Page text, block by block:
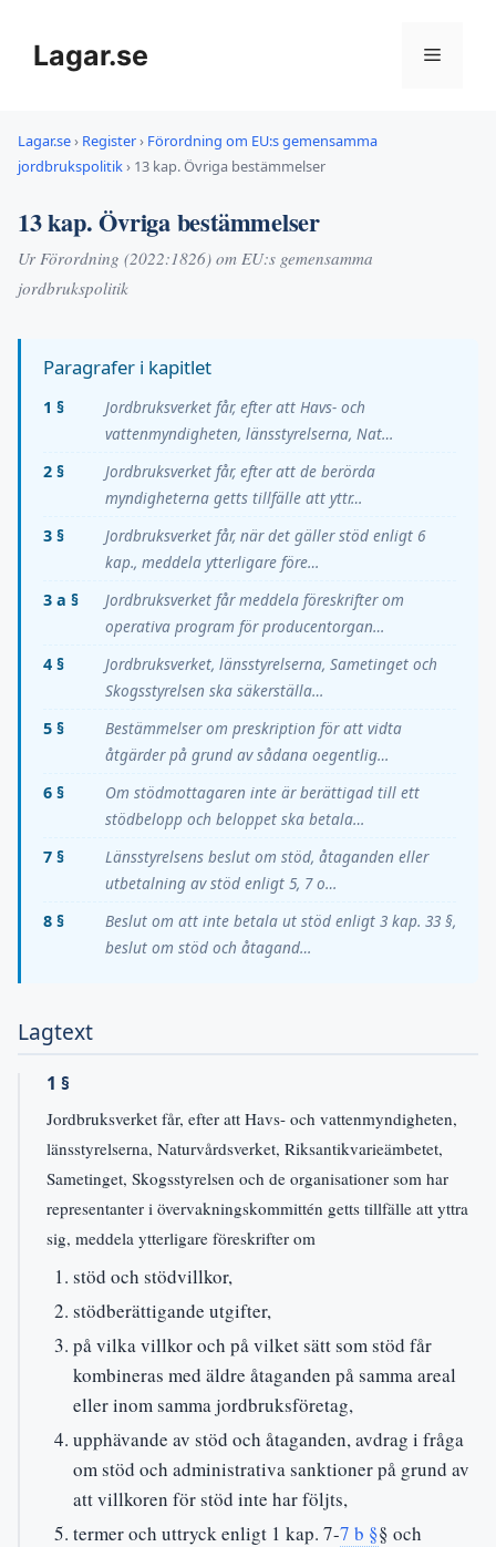
innehållLagar.se Meny
Lagar.se› Register› Förordning om EU:s gemensamma
jordbrukspolitik› 13 kap. Övriga bestämmelser
13 kap. Övriga bestämmelser
Ur Förordning (2022:1826) om EU:s gemensamma
jordbrukspolitik
Paragrafer i kapitlet
1 §
Jordbruksverket får, efter att Havs- och
vattenmyndigheten, länsstyrelserna, Nat…
2 §
Jordbruksverket får, efter att de berörda
myndigheterna getts tillfälle att yttr…
3 §
Jordbruksverket får, när det gäller stöd enligt 6
kap., meddela ytterligare före…
3 a §
Jordbruksverket får meddela föreskrifter om
operativa program för producentorgan…
4 §
Jordbruksverket, länsstyrelserna, Sametinget och
Skogsstyrelsen ska säkerställa…
5 §
Bestämmelser om preskription för att vidta
åtgärder på grund av sådana oegentlig…
6 §
Om stödmottagaren inte är berättigad till ett
stödbelopp och beloppet ska betala…
7 §
Länsstyrelsens beslut om stöd, åtaganden eller
utbetalning av stöd enligt 5, 7 o…
8 §
Beslut om att inte betala ut stöd enligt 3 kap. 33 §,
beslut om stöd och åtagand…
Lagtext
1 §
Jordbruksverket får, efter att Havs- och vattenmyndigheten,
länsstyrelserna, Naturvårdsverket, Riksantikvarieämbetet,
Sametinget, Skogsstyrelsen och de organisationer som har
representanter i övervakningskommittén getts tillfälle att yttra
sig, meddela ytterligare föreskrifter om
stöd och stödvillkor,
stödberättigande utgifter,
på vilka villkor och på vilket sätt som stöd får
kombineras med äldre åtaganden på samma areal
eller inom samma jordbruksföretag,
upphävande av stöd och åtaganden, avdrag i fråga
om stöd och administrativa sanktioner på grund av
att villkoren för stöd inte har följts,
termer och uttryck enligt 1 kap. 7-7 b §§ och